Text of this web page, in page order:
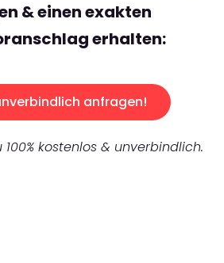
& einen exakten
erhalten:
anfragen!
kostenlos & unverbindlich.